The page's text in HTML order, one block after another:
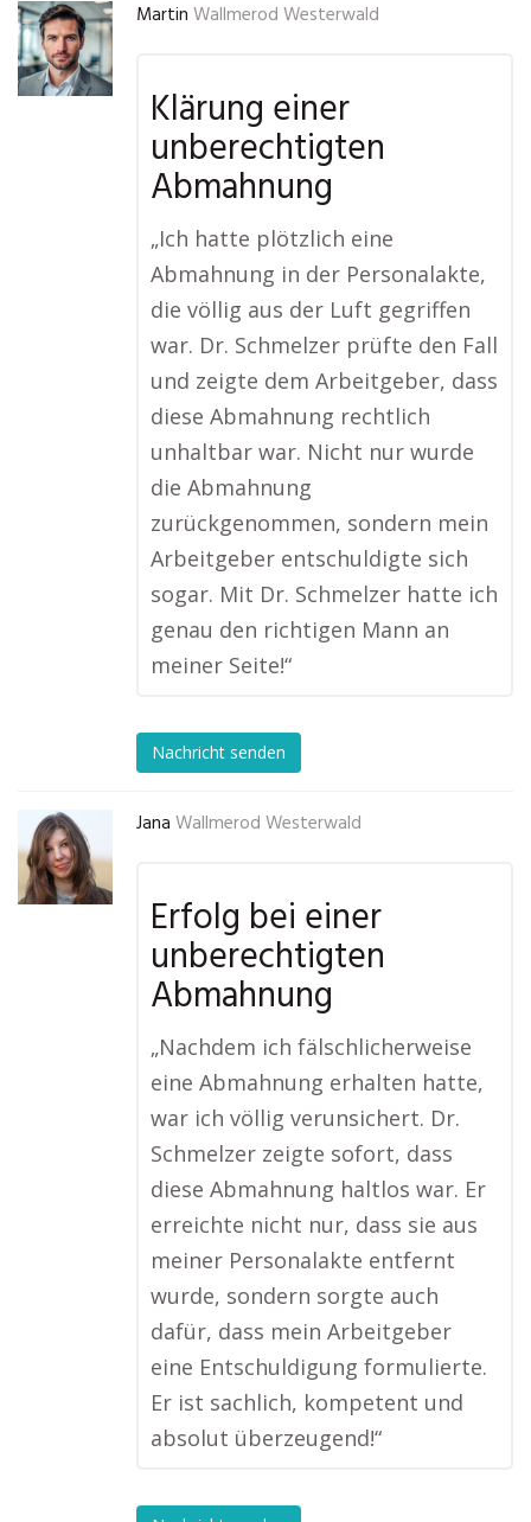
Martin Wallmerod Westerwald
Klärung einer
unberechtigten
Abmahnung
„Ich hatte plötzlich eine
Abmahnung in der Personalakte,
die völlig aus der Luft gegriffen
war. Dr. Schmelzer prüfte den Fall
und zeigte dem Arbeitgeber, dass
diese Abmahnung rechtlich
unhaltbar war. Nicht nur wurde
die Abmahnung
zurückgenommen, sondern mein
Arbeitgeber entschuldigte sich
sogar. Mit Dr. Schmelzer hatte ich
genau den richtigen Mann an
meiner Seite!“
Nachricht senden
Jana Wallmerod Westerwald
Erfolg bei einer
unberechtigten
Abmahnung
„Nachdem ich fälschlicherweise
eine Abmahnung erhalten hatte,
war ich völlig verunsichert. Dr.
Schmelzer zeigte sofort, dass
diese Abmahnung haltlos war. Er
erreichte nicht nur, dass sie aus
meiner Personalakte entfernt
wurde, sondern sorgte auch
dafür, dass mein Arbeitgeber
eine Entschuldigung formulierte.
Er ist sachlich, kompetent und
absolut überzeugend!“